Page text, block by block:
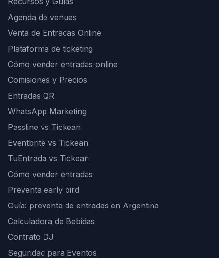
Agenda de venues
Venta de Entradas Online
Plataforma de ticketing
Cómo vender entradas online
Comisiones y Precios
Entradas QR
WhatsApp Marketing
Passline vs Tickean
Eventbrite vs Tickean
TuEntrada vs Tickean
Cómo vender entradas
Preventa early bird
Guía: preventa de entradas en Argentina
Calculadora de Bebidas
Contrato DJ
Seguridad para Eventos